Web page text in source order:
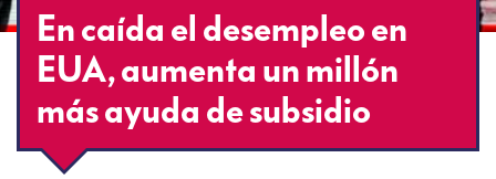
En caída el desempleo en
EUA, aumenta un millón
más ayuda de subsidio